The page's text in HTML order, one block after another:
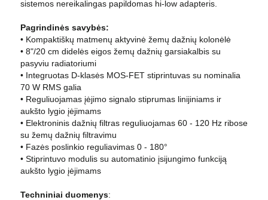
sistemos nereikalingas papildomas hi-low adapteris.
Pagrindinės savybės:
• Kompaktiškų matmenų aktyvinė žemų dažnių kolonėlė
• 8"/20 cm didelės eigos žemų dažnių garsiakalbis su
pasyviu radiatoriumi
• Integruotas D-klasės MOS-FET stiprintuvas su nominalia
70 W RMS galia
• Reguliuojamas įėjimo signalo stiprumas linijiniams ir
aukšto lygio įėjimams
• Elektroninis dažnių filtras reguliuojamas 60 - 120 Hz ribose
su žemų dažnių filtravimu
• Fazės poslinkio reguliavimas 0 - 180°
• Stiprintuvo modulis su automatinio įsijungimo funkciją
aukšto lygio įėjimams
Techniniai duomenys: